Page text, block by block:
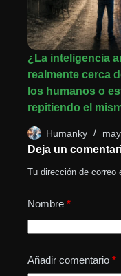
¿La inteligencia
realmente cerca
los humanos o
repitiendo el
Humanky
Deja un
Tu dirección de correo
Nombre *
Añadir comentario *